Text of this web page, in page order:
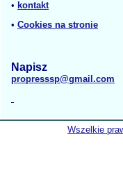
• kontakt
• Cookies na stronie
Napisz
propresssp@gmail.com
Wszelkie